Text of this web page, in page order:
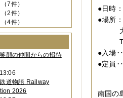
●日時
●場所
大阪
TEL
●入場
●定員
南国の
（7件）
（2件）
（4件）
4件）
3件）
2件）
（4件）
3件）
4件）
笑顔の仲間からの招待
鉄道物語 Railway
2026